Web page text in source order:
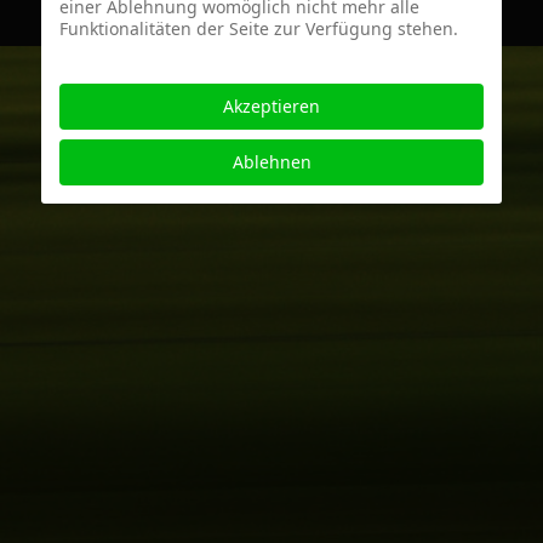
einer Ablehnung womöglich nicht mehr alle
Funktionalitäten der Seite zur Verfügung stehen.
Akzeptieren
Ablehnen